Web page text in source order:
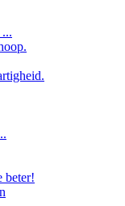
beter!